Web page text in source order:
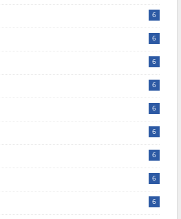
6
6
6
6
6
6
6
6
6